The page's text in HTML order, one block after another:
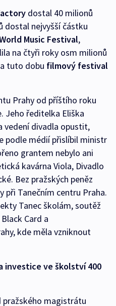
dostal 40 milionů
dostal nejvyšší částku
Music Festival,
na čtyři roky osm milionů
tuto dobu filmový festival
Prahy od příštího roku
Jeho ředitelka Eliška
vedení divadla opustit,
podle médií přislíbil ministr
grantem nebylo ani
kavárna Viola, Divadlo
Bez pražských peněz
při Tanečním centru Praha.
Tanec školám, soutěž
Card a
kde měla vzniknout
investice ve školství 400
magistrátu